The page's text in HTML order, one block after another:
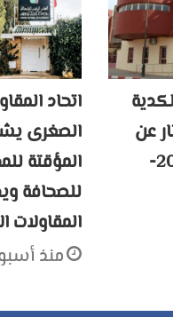
عن
موسمها الثقافي 2025-
اتحاد
الصغرى
المؤقتة
للصحافة
المقاولات
منذ